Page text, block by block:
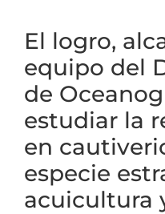
El logro,
equipo del
de
estudiar la
en
especie
acuicultura